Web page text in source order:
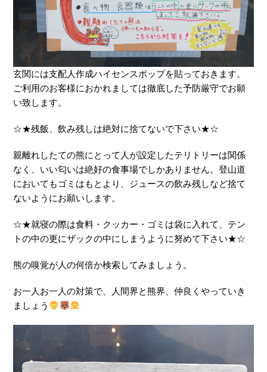
玄関には支配人作成ハイセンスポップを貼っておきます。
ご利用のお客様におかれましては徹底した予防厳守でお願
い致します。
☆★残飯、飲み残しは絶対に捨てないで下さい★☆
親離れしたての熊にとって人が設定したテリトリーは関係
なく、いい匂いは絶好の食事場でしかありません。登山道
においてもゴミはもとより、ジュースの飲み残しなど捨て
ないようにお願いします。
☆★就寝の際は食料・クッカー・ゴミは袋に入れて、テン
トの中の更にザックの中にしまうように努めて下さい★☆
熊の嗅覚が人の何倍か検索してみましょう。
お一人お一人の対策で、人間界と熊界、仲良くやっていき
ましょう